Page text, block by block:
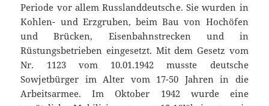
Periode vor allem Russlanddeutsche. Sie wurden in
Kohlen- und Erzgruben, beim Bau von Hochöfen
und Brücken, Eisenbahnstrecken und in
Rüstungsbetrieben eingesetzt. Mit dem Gesetz vom
Nr. 1123 vom 10.01.1942 musste deutsche
Sowjetbürger im Alter vom 17-50 Jahren in die
Arbeitsarmee. Im Oktober 1942 wurde eine